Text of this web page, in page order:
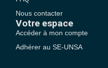
Nous contacter
Votre espace
Accéder à mon compte
Adhérer au SE-UNSA